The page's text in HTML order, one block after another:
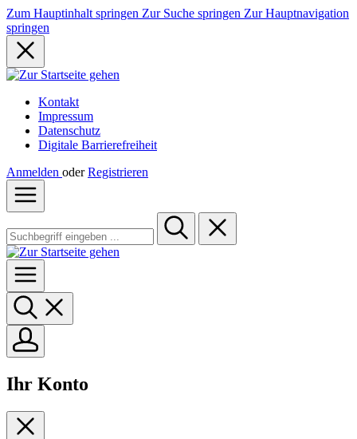
Zum Hauptinhalt springen Zur Suche springen Zur Hauptnavigation
springen
Kontakt
Impressum
Datenschutz
Digitale Barrierefreiheit
Anmelden oder Registrieren
Ihr Konto